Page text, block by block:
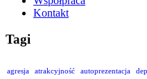
Kontakt
Tagi
agresja atrakcyjność autoprezentacja